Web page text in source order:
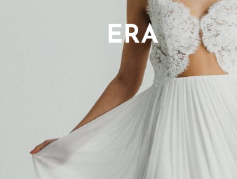
ERA